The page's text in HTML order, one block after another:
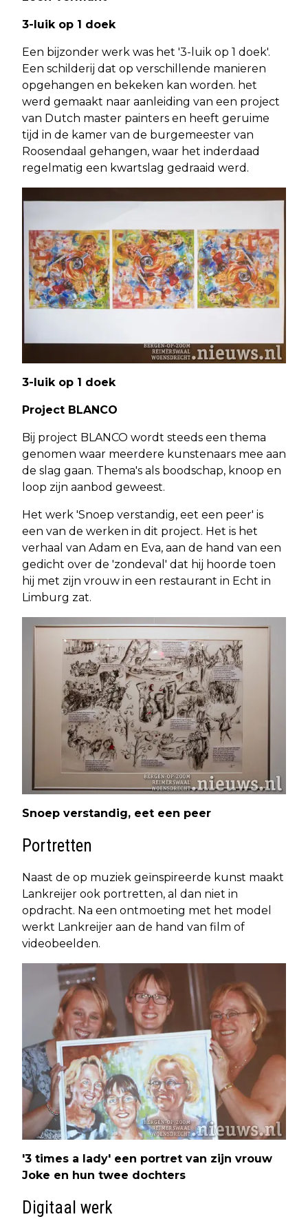
3-luik op 1 doek
Een bijzonder werk was het '3-luik op 1 doek'.
Een schilderij dat op verschillende manieren
opgehangen en bekeken kan worden. het
werd gemaakt naar aanleiding van een project
van Dutch master painters en heeft geruime
tijd in de kamer van de burgemeester van
Roosendaal gehangen, waar het inderdaad
regelmatig een kwartslag gedraaid werd.
3-luik op 1 doek
Project BLANCO
Bij project BLANCO wordt steeds een thema
genomen waar meerdere kunstenaars mee aan
de slag gaan. Thema's als boodschap, knoop en
loop zijn aanbod geweest.
Het werk 'Snoep verstandig, eet een peer' is
een van de werken in dit project. Het is het
verhaal van Adam en Eva, aan de hand van een
gedicht over de 'zondeval' dat hij hoorde toen
hij met zijn vrouw in een restaurant in Echt in
Limburg zat.
Snoep verstandig, eet een peer
Portretten
Naast de op muziek geïnspireerde kunst maakt
Lankreijer ook portretten, al dan niet in
opdracht. Na een ontmoeting met het model
werkt Lankreijer aan de hand van film of
videobeelden.
'3 times a lady' een portret van zijn vrouw
Joke en hun twee dochters
Digitaal werk